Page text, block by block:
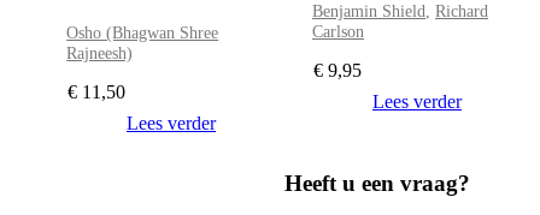
Osho (Bhagwan Shree
Rajneesh)
€ 11,50
Lees verder
Benjamin Shield ,Richard
Carlson
€9,95
Lees verder
Heeft u een vraag?